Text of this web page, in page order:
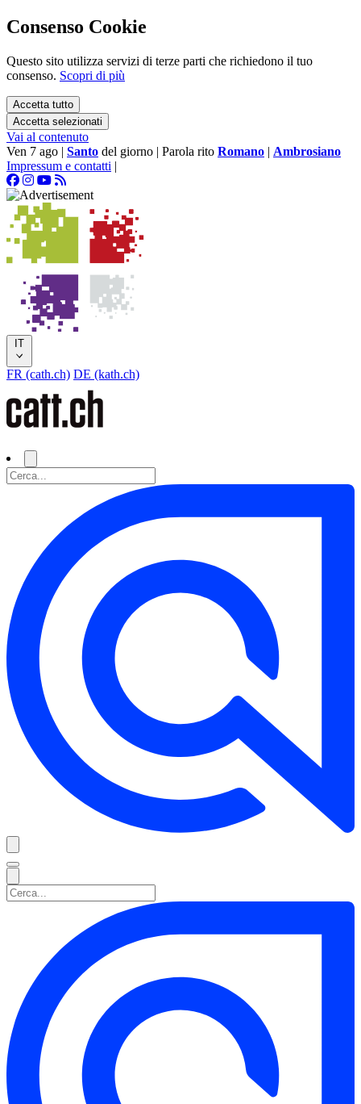
Consenso Cookie
Questo sito utilizza servizi di terze parti che richiedono il tuo
consenso. Scopri di più
Accetta tutto
Accetta selezionati
Vai al contenuto
Ven 7 ago | Santo del giorno | Parola rito Romano | Ambrosiano
Impressum e contatti |
IT
FR (cath.ch) DE (kath.ch)